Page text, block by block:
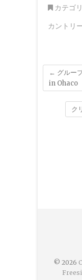
カテゴ
カントリ
← グルー
in Ohaco
ク
© 2026